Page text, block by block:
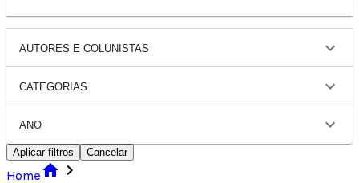
AUTORES E COLUNISTAS
CATEGORIAS
ANO
Aplicar filtros Cancelar
Home